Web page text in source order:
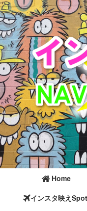
Home
インスタ映えSpot